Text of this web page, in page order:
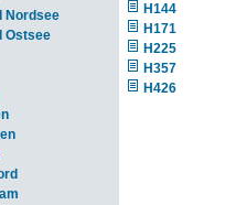
Nordsee
Ostsee
H144
H171
H225
H357
H426